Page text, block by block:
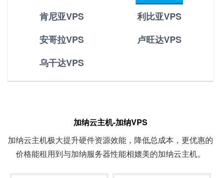
肯尼亚VPS
利比亚VPS
安哥拉VPS
卢旺达VPS
乌干达VPS
加纳云主机-加纳VPS
加纳云主机极大提升硬件资源效能，降低总成本，更优惠的
价格能租用到与加纳服务器性能相媲美的加纳云主机。